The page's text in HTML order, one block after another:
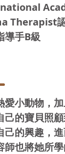
Therapist
愛小動物，
己的寶貝照顧
己的興趣，進
師也將她所